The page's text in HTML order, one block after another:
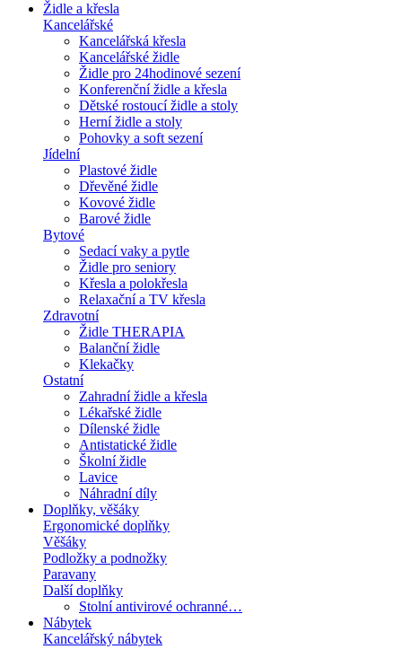
Židle a křesla
Kancelářské
Kancelářská křesla
Kancelářské židle
Židle pro 24hodinové sezení
Konferenční židle a křesla
Dětské rostoucí židle a stoly
Herní židle a stoly
Pohovky a soft sezení
Jídelní
Plastové židle
Dřevěné židle
Kovové židle
Barové židle
Bytové
Sedací vaky a pytle
Židle pro seniory
Křesla a polokřesla
Relaxační a TV křesla
Zdravotní
Židle THERAPIA
Balanční židle
Klekačky
Ostatní
Zahradní židle a křesla
Lékařské židle
Dílenské židle
Antistatické židle
Školní židle
Lavice
Náhradní díly
Doplňky, věšáky
Ergonomické doplňky
Věšáky
Podložky a podnožky
Paravany
Další doplňky
Stolní antivirové ochranné…
Nábytek
Kancelářský nábytek